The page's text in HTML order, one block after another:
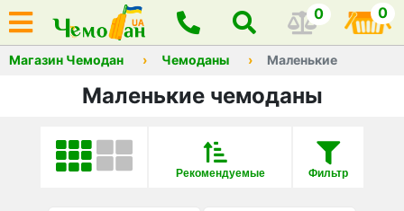
0 0
Магазин Чемодан Чемоданы Маленькие
Маленькие чемоданы
Фильтр
Рекомендуемые